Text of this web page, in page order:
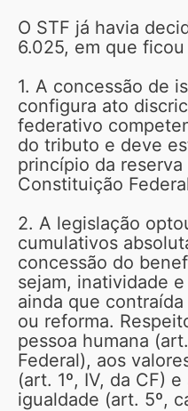
O STF já havia
6.025, em que
1. A concessão de
configura ato
federativo
do tributo e deve
princípio da
Constituição
2. A legislação
cumulativos
concessão do
sejam, inatividade
ainda que
ou reforma.
pessoa humana
Federal), aos
(art. 1º, IV, da CF)
igualdade (art. 5º,